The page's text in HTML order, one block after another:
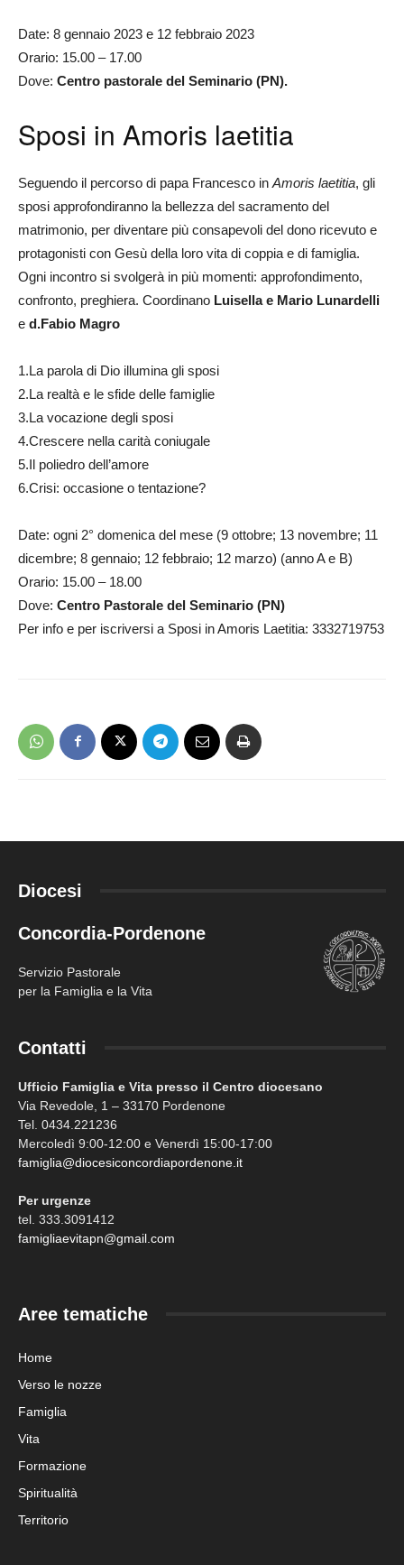
Date: 8 gennaio 2023 e 12 febbraio 2023
Orario: 15.00 – 17.00
Dove: Centro pastorale del Seminario (PN).
Sposi in Amoris laetitia
Seguendo il percorso di papa Francesco in Amoris laetitia, gli
sposi approfondiranno la bellezza del sacramento del
matrimonio, per diventare più consapevoli del dono ricevuto e
protagonisti con Gesù della loro vita di coppia e di famiglia.
Ogni incontro si svolgerà in più momenti: approfondimento,
confronto, preghiera. Coordinano Luisella e Mario Lunardelli
e d.Fabio Magro
1.La parola di Dio illumina gli sposi
2.La realtà e le sfide delle famiglie
3.La vocazione degli sposi
4.Crescere nella carità coniugale
5.Il poliedro dell’amore
6.Crisi: occasione o tentazione?
Date: ogni 2° domenica del mese (9 ottobre; 13 novembre; 11
dicembre; 8 gennaio; 12 febbraio; 12 marzo) (anno A e B)
Orario: 15.00 – 18.00
Dove: Centro Pastorale del Seminario (PN)
Per info e per iscriversi a Sposi in Amoris Laetitia: 3332719753
Diocesi
Concordia-Pordenone
Servizio Pastorale
per la Famiglia e la Vita
Contatti
Ufficio Famiglia e Vita presso il Centro diocesano
Via Revedole, 1 – 33170 Pordenone
Tel. 0434.221236
Mercoledì 9:00-12:00 e Venerdì 15:00-17:00
famiglia@diocesiconcordiapordenone.it
Per urgenze
tel. 333.3091412
famigliaevitapn@gmail.com
Aree tematiche
Home
Verso le nozze
Famiglia
Vita
Formazione
Spiritualità
Territorio